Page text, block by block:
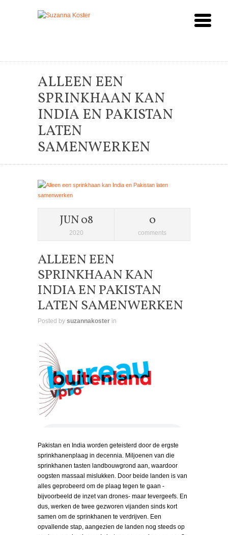
ALLEEN EEN
SPRINKHAAN KAN
INDIA EN PAKISTAN
LATEN
SAMENWERKEN
JUN 08
2020
0
comments
ALLEEN EEN
SPRINKHAAN KAN
INDIA EN PAKISTAN
LATEN SAMENWERKEN
Posted by suzannakoster in
Pakistan en India worden geteisterd door de ergste
sprinkhanenplaag in decennia. Miljoenen van die
sprinkhanen tasten landbouwgrond aan, waardoor
oogsten massaal mislukken. Door beide landen is van
alles geprobeerd om de plaag tegen te gaan -
bijvoorbeeld de inzet van drones- maar tevergeefs. En
dus, werken de twee gezworen vijanden sinds kort
samen om de sprinkhanen te verdrijven. Een
opvallende stap, aangezien de landen nog steeds op